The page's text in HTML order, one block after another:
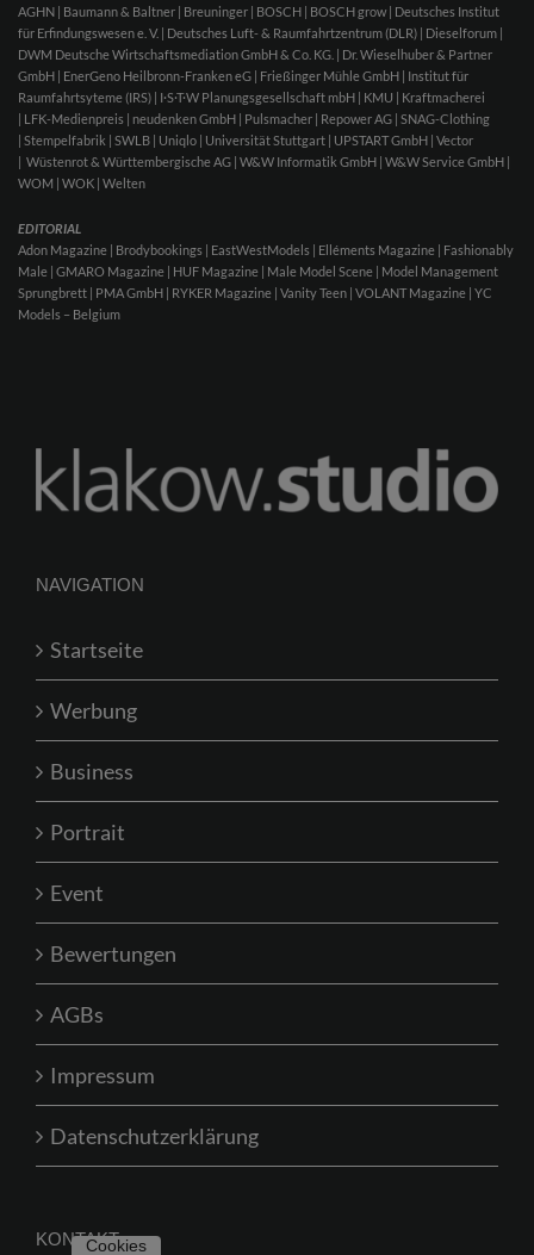
AGHN | Baumann & Baltner | Breuninger | BOSCH | BOSCH grow | Deutsches Institut
für Erfindungswesen e. V. | Deutsches Luft- & Raumfahrtzentrum (DLR) | Dieselforum |
DWM Deutsche Wirtschaftsmediation GmbH & Co. KG. | Dr. Wieselhuber & Partner
GmbH | EnerGeno Heilbronn-Franken eG | Frießinger Mühle GmbH | Institut für
Raumfahrtsyteme (IRS) | I·S·T·W Planungsgesellschaft mbH | KMU | Kraftmacherei
| LFK-Medienpreis | neudenken GmbH | Pulsmacher | Repower AG | SNAG-Clothing
| Stempelfabrik | SWLB | Uniqlo | Universität Stuttgart | UPSTART GmbH | Vector
| Wüstenrot & Württembergische AG | W&W Informatik GmbH | W&W Service GmbH |
WOM | WOK | Welten
EDITORIAL
Adon Magazine | Brodybookings | EastWestModels | Elléments Magazine | Fashionably
Male | GMARO Magazine | HUF Magazine | Male Model Scene | Model Management
Sprungbrett | PMA GmbH | RYKER Magazine | Vanity Teen | VOLANT Magazine | YC
Models – Belgium
NAVIGATION
Startseite
Werbung
Business
Portrait
Event
Bewertungen
AGBs
Impressum
Datenschutzerklärung
KONTAKT
Cookies